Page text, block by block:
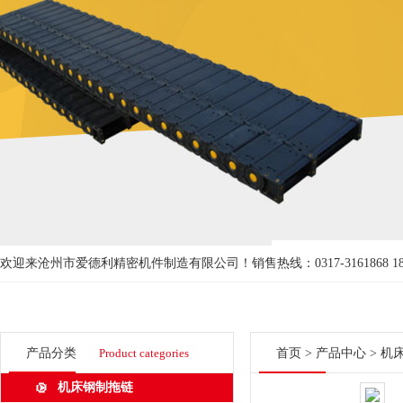
欢迎来沧州市爱德利精密机件制造有限公司！ 销售热线：0317-3161868
产品分类 Product categories
机床钢制拖链
首页 > 产品中心 > 机